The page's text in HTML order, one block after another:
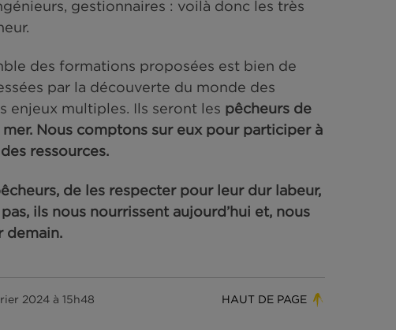
pour le service « Pont » et pour le service
la formation aux premiers secours et aux
pour un métier qui reste dangereux.
matelot sur un bateau de pêche en obtenant un
La poursuite de la formation passe par un
qui donnera les premières notions de gestion
devenir patron de pêche.
pêcheur.
l’ensemble des formations proposées est bien